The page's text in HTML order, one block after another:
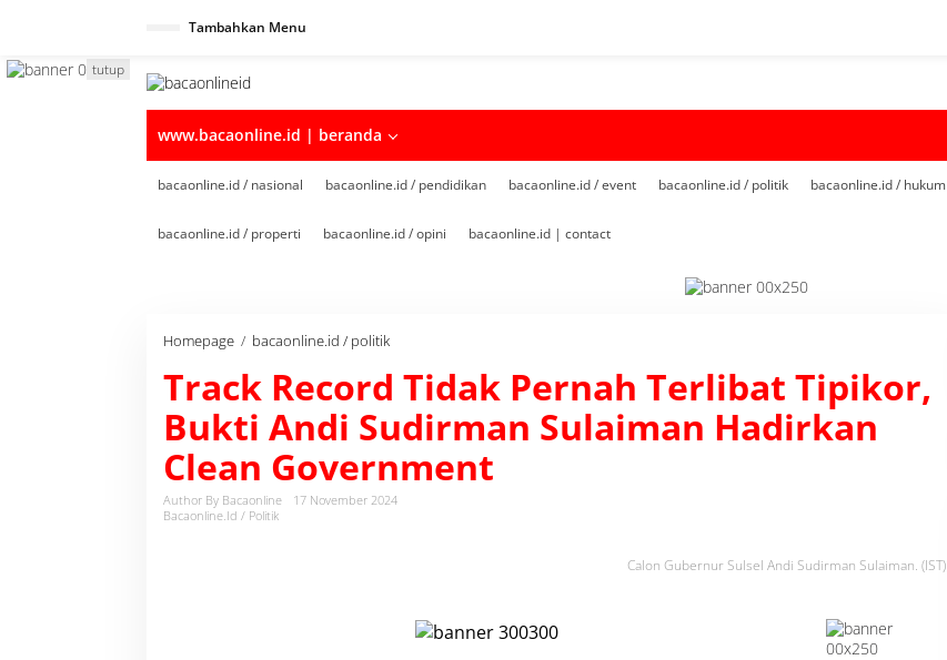
Tambahkan Menu
www.bacaonline.id | beranda
bacaonline.id / nasional bacaonline.id / pendidikan bacaonline.id / event bacaonline.id / politik bacaonline.id / hukum
bacaonline.id / properti bacaonline.id / opini bacaonline.id | contact
tutup
Homepage / bacaonline.id / politik
a
c
k
R
e
c
o
Track Record Tidak Pernah Terlibat Tipikor,
Bukti Andi Sudirman Sulaiman Hadirkan
Clean Government
Author By Bacaonline
17 November 2024
Bacaonline.id / Politik
Calon Gubernur Sulsel Andi Sudirman Sulaiman. (IST)